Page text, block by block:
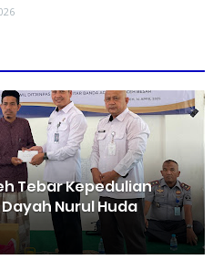
Tebar Kepedulian
Nurul Huda